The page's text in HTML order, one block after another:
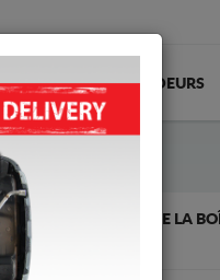
AVIS REVENDEURS
SOUS MOTEUR ET DE LA